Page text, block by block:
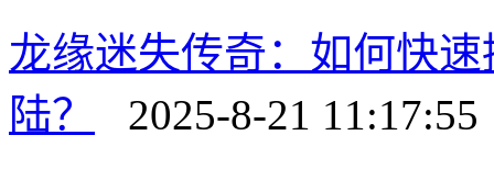
龙缘迷失传奇：如何快
陆？
2025-8-21 11:17:55